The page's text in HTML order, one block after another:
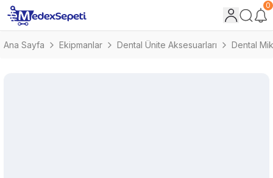
0
Ana Sayfa Ekipmanlar Dental Ünite Aksesuarları Dental